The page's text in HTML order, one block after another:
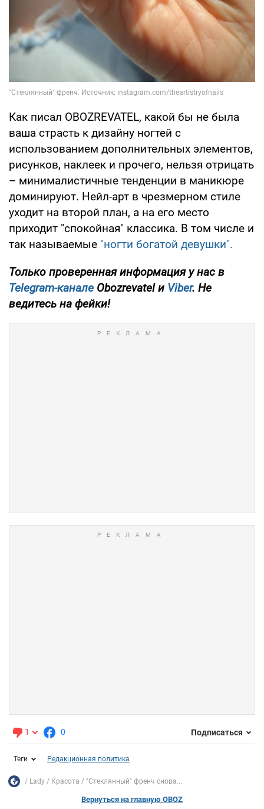
Как писал OBOZREVATEL, какой бы не была
ваша страсть к дизайну ногтей с
использованием дополнительных элементов,
рисунков, наклеек и прочего, нельзя отрицать
– минималистичные тенденции в маникюре
доминируют. Нейл-арт в чрезмерном стиле
уходит на второй план, а на его место
приходит "спокойная" классика. В том числе и
так называемые "ногти богатой девушки".
Только проверенная информация у нас в
Telegram-канале Obozrevatel и Viber. Не
ведитесь на фейки!
1 0 Подписаться
Теги Редакционная политика
Lady Красота "Стеклянный" френч снова...
Вернуться на главную OBOZ